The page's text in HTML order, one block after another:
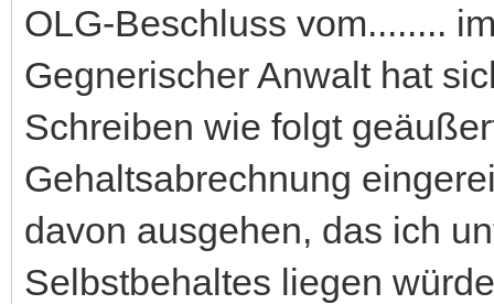
OLG-Beschluss vom........
Gegnerischer Anwalt hat
Schreiben wie folgt
Gehaltsabrechnung
davon ausgehen, das ich
Selbstbehaltes liegen